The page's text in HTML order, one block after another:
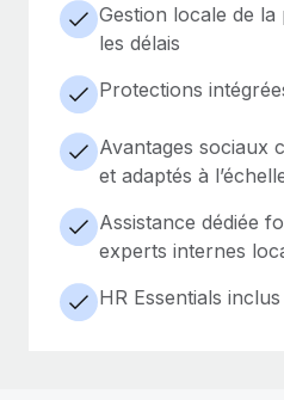
Gestion locale de
les délais
Protections
Avantages sociaux
et adaptés à
Assistance dédiée
experts internes
HR Essentials